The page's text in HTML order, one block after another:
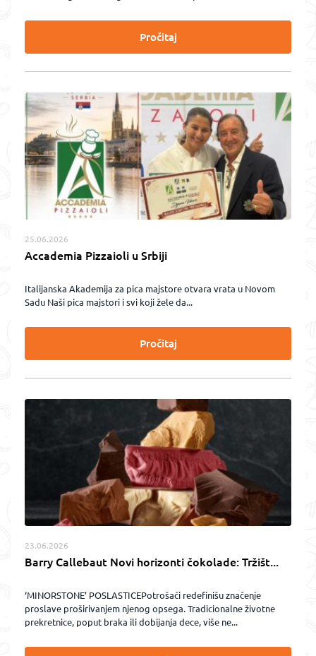
Pročitaj
25.06.2026
Accademia Pizzaioli u Srbiji
Italijanska Akademija za pica majstore otvara vrata u Novom
Sadu Naši pica majstori i svi koji žele da...
Pročitaj
23.06.2026
Barry Callebaut Novi horizonti čokolade: Tržišt...
‘MINORSTONE’ POSLASTICEPotrošači redefinišu značenje
proslave proširivanjem njenog opsega. Tradicionalne životne
prekretnice, poput braka ili dobijanja dece, više ne...